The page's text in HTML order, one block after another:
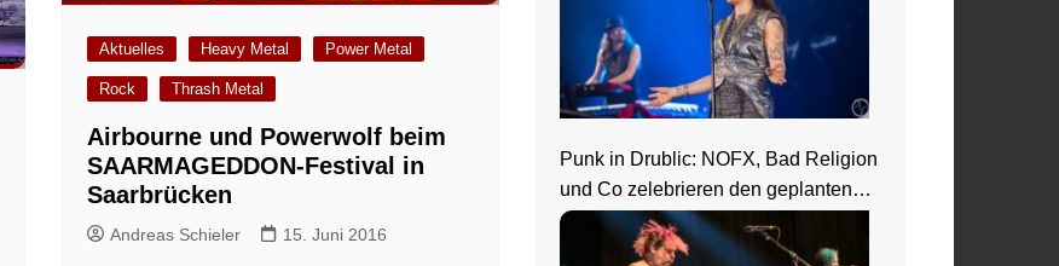
Aktuelles Heavy Metal Power Metal
Rock Thrash Metal
Airbourne und Powerwolf beim
SAARMAGEDDON-Festival in
Saarbrücken
Andreas Schieler 15. Juni 2016
Punk in Drublic: NOFX, Bad Religion
und Co zelebrieren den geplanten
Ausnahmezustand